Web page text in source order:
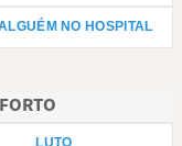
NO HOSPITAL
LUTO